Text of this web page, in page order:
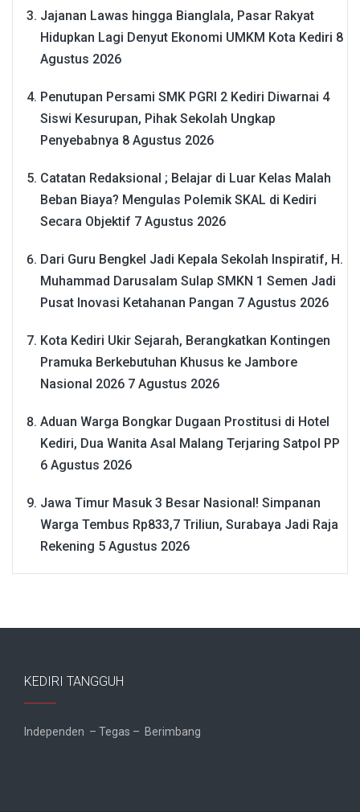
Jajanan Lawas hingga Bianglala, Pasar Rakyat
Hidupkan Lagi Denyut Ekonomi UMKM Kota Kediri 8
Agustus 2026
Penutupan Persami SMK PGRI 2 Kediri Diwarnai 4
Siswi Kesurupan, Pihak Sekolah Ungkap
Penyebabnya 8 Agustus 2026
Catatan Redaksional ; Belajar di Luar Kelas Malah
Beban Biaya? Mengulas Polemik SKAL di Kediri
Secara Objektif 7 Agustus 2026
Dari Guru Bengkel Jadi Kepala Sekolah Inspiratif, H.
Muhammad Darusalam Sulap SMKN 1 Semen Jadi
Pusat Inovasi Ketahanan Pangan 7 Agustus 2026
Kota Kediri Ukir Sejarah, Berangkatkan Kontingen
Pramuka Berkebutuhan Khusus ke Jambore
Nasional 2026 7 Agustus 2026
Aduan Warga Bongkar Dugaan Prostitusi di Hotel
Kediri, Dua Wanita Asal Malang Terjaring Satpol PP
6 Agustus 2026
Jawa Timur Masuk 3 Besar Nasional! Simpanan
Warga Tembus Rp833,7 Triliun, Surabaya Jadi Raja
Rekening 5 Agustus 2026
KEDIRI TANGGUH
Independen – Tegas – Berimbang